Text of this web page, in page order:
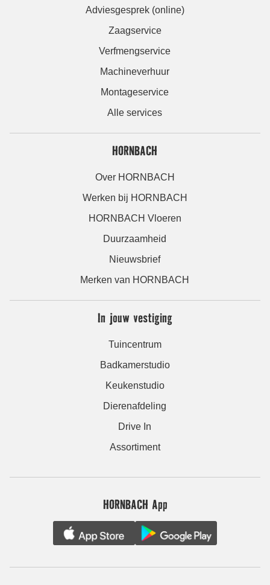
Adviesgesprek (online)
Zaagservice
Verfmengservice
Machineverhuur
Montageservice
Alle services
HORNBACH
Over HORNBACH
Werken bij HORNBACH
HORNBACH Vloeren
Duurzaamheid
Nieuwsbrief
Merken van HORNBACH
In jouw vestiging
Tuincentrum
Badkamerstudio
Keukenstudio
Dierenafdeling
Drive In
Assortiment
HORNBACH App